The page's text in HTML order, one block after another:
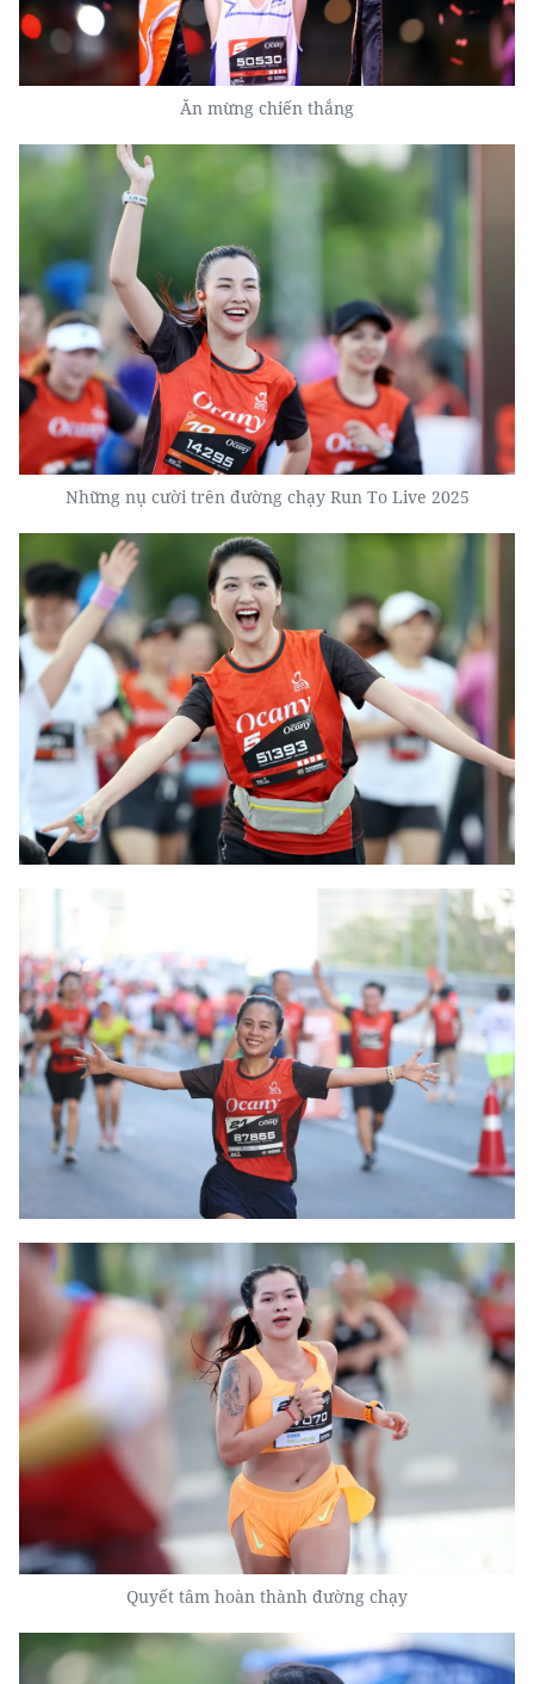
Ăn mừng chiến thắng
Những nụ cười trên đường chạy Run To Live 2025
Quyết tâm hoàn thành đường chạy